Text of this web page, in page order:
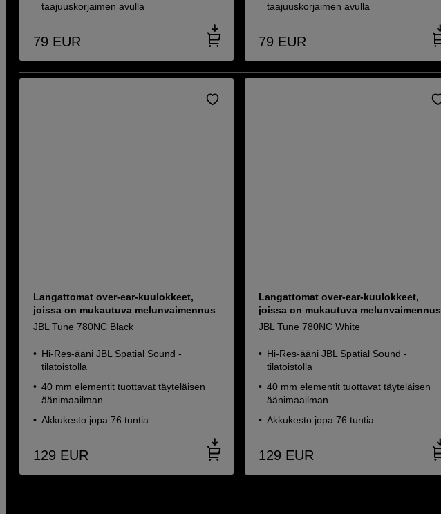
taajuuskorjaimen avulla
79 EUR
taajuuskorjaimen avulla
79 EUR
Langattomat over-ear-kuulokkeet,
joissa on mukautuva melunvaimennus
JBL Tune 780NC Black
Hi-Res-ääni JBL Spatial Sound -
tilatoistolla
40 mm elementit tuottavat täyteläisen
äänimaailman
Akkukesto jopa 76 tuntia
129 EUR
Langattomat over-ear-kuulokkeet,
joissa on mukautuva melunvaimennus
JBL Tune 780NC White
Hi-Res-ääni JBL Spatial Sound -
tilatoistolla
40 mm elementit tuottavat täyteläisen
äänimaailman
Akkukesto jopa 76 tuntia
129 EUR